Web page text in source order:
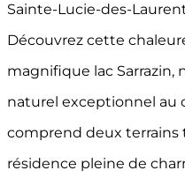
Sainte-Lucie-des-
Découvrez cette
magnifique lac
naturel exceptionnel au
comprend deux terrains
résidence pleine de